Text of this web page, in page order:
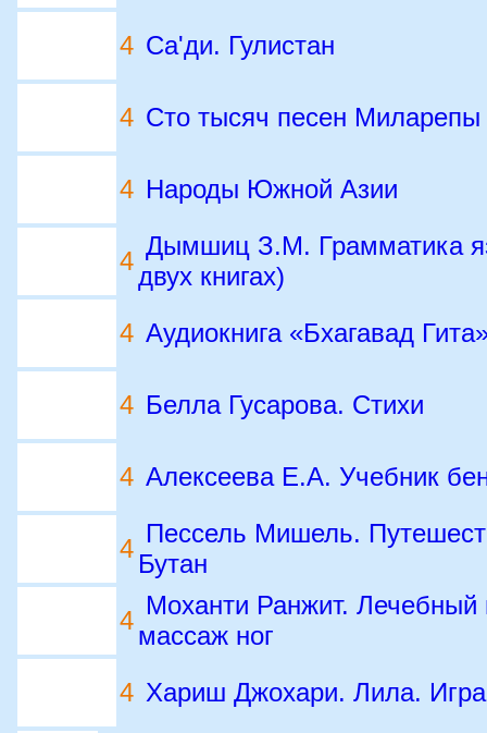
4 Са'ди. Гулистан
4 Сто тысяч песен Миларепы
4 Народы Южной Азии
4
Дымшиц З.М. Грамматика
двух книгах)
4 Аудиокнига «Бхагавад
4 Белла Гусарова. Стихи
4 Алексеева Е.А. Учебник
4
Пессель Мишель.
Бутан
4
Моханти Ранжит. Лечебный
массаж ног
4 Хариш Джохари. Лила.